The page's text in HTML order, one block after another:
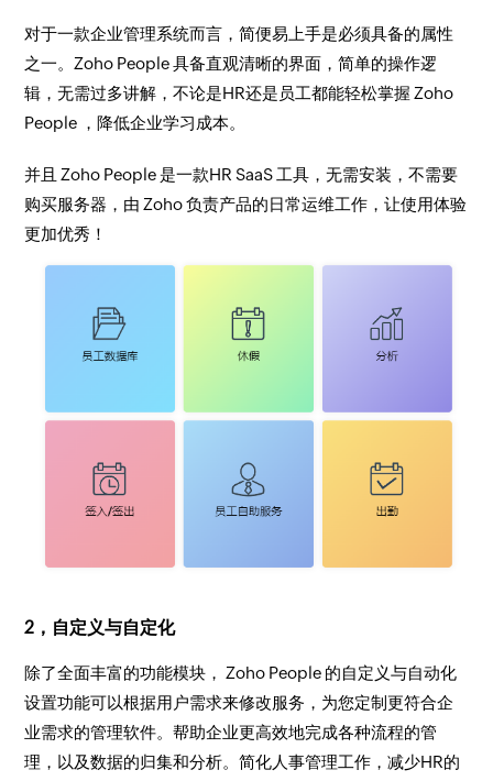
对于一款企业管理系统而言，简便易上手是必须具备的属性
之一。Zoho People 具备直观清晰的界面，简单的操作逻
辑，无需过多讲解，不论是HR还是员工都能轻松掌握 Zoho
People ，降低企业学习成本。
并且 Zoho People 是一款HR SaaS 工具，无需安装，不需要
购买服务器，由 Zoho 负责产品的日常运维工作，让使用体验
更加优秀！
2，自定义与自定化
除了全面丰富的功能模块， Zoho People 的自定义与自动化
设置功能可以根据用户需求来修改服务，为您定制更符合企
业需求的管理软件。帮助企业更高效地完成各种流程的管
理，以及数据的归集和分析。简化人事管理工作，减少HR的